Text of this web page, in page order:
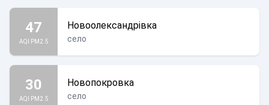
47
AQI PM2.5
Новоолександрівка
село
30
AQI PM2.5
Новопокровка
село